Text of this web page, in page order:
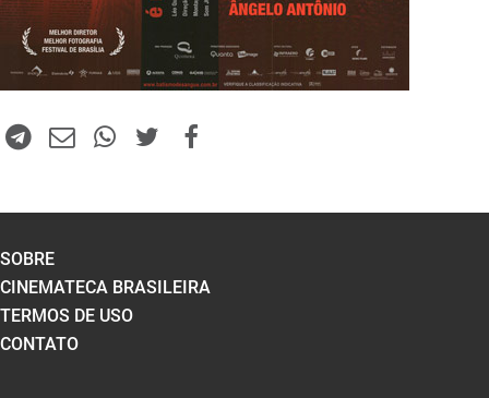
SOBRE
CINEMATECA BRASILEIRA
TERMOS DE USO
CONTATO